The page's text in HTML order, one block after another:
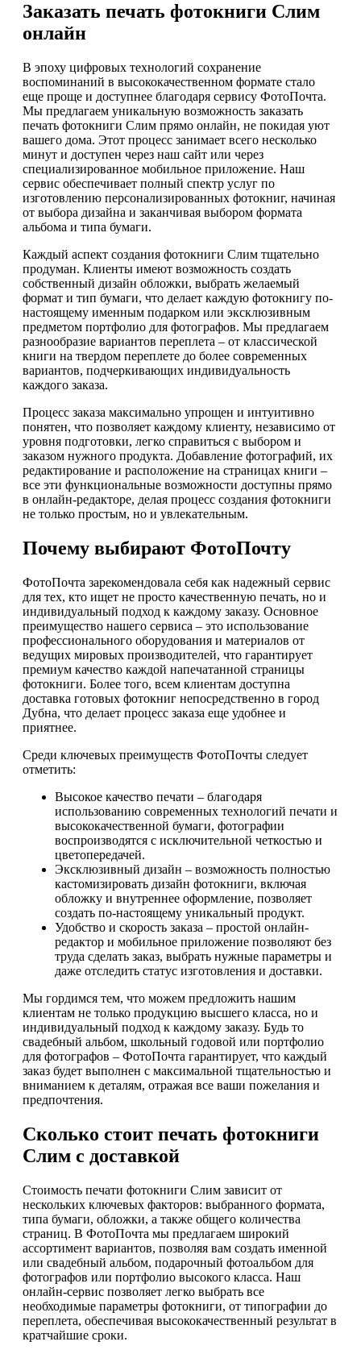
Заказать печать фотокниги Слим
онлайн
В эпоху цифровых технологий сохранение
воспоминаний в высококачественном формате стало
еще проще и доступнее благодаря сервису ФотоПочта.
Мы предлагаем уникальную возможность заказать
печать фотокниги Слим прямо онлайн, не покидая уют
вашего дома. Этот процесс занимает всего несколько
минут и доступен через наш сайт или через
специализированное мобильное приложение. Наш
сервис обеспечивает полный спектр услуг по
изготовлению персонализированных фотокниг, начиная
от выбора дизайна и заканчивая выбором формата
альбома и типа бумаги.
Каждый аспект создания фотокниги Слим тщательно
продуман. Клиенты имеют возможность создать
собственный дизайн обложки, выбрать желаемый
формат и тип бумаги, что делает каждую фотокнигу по-
настоящему именным подарком или эксклюзивным
предметом портфолио для фотографов. Мы предлагаем
разнообразие вариантов переплета – от классической
книги на твердом переплете до более современных
вариантов, подчеркивающих индивидуальность
каждого заказа.
Процесс заказа максимально упрощен и интуитивно
понятен, что позволяет каждому клиенту, независимо от
уровня подготовки, легко справиться с выбором и
заказом нужного продукта. Добавление фотографий, их
редактирование и расположение на страницах книги –
все эти функциональные возможности доступны прямо
в онлайн-редакторе, делая процесс создания фотокниги
не только простым, но и увлекательным.
Почему выбирают ФотоПочту
ФотоПочта зарекомендовала себя как надежный сервис
для тех, кто ищет не просто качественную печать, но и
индивидуальный подход к каждому заказу. Основное
преимущество нашего сервиса – это использование
профессионального оборудования и материалов от
ведущих мировых производителей, что гарантирует
премиум качество каждой напечатанной страницы
фотокниги. Более того, всем клиентам доступна
доставка готовых фотокниг непосредственно в город
Дубна, что делает процесс заказа еще удобнее и
приятнее.
Среди ключевых преимуществ ФотоПочты следует
отметить:
Высокое качество печати – благодаря
использованию современных технологий печати и
высококачественной бумаги, фотографии
воспроизводятся с исключительной четкостью и
цветопередачей.
Эксклюзивный дизайн – возможность полностью
кастомизировать дизайн фотокниги, включая
обложку и внутреннее оформление, позволяет
создать по-настоящему уникальный продукт.
Удобство и скорость заказа – простой онлайн-
редактор и мобильное приложение позволяют без
труда сделать заказ, выбрать нужные параметры и
даже отследить статус изготовления и доставки.
Мы гордимся тем, что можем предложить нашим
клиентам не только продукцию высшего класса, но и
индивидуальный подход к каждому заказу. Будь то
свадебный альбом, школьный годовой или портфолио
для фотографов – ФотоПочта гарантирует, что каждый
заказ будет выполнен с максимальной тщательностью и
вниманием к деталям, отражая все ваши пожелания и
предпочтения.
Сколько стоит печать фотокниги
Слим с доставкой
Стоимость печати фотокниги Слим зависит от
нескольких ключевых факторов: выбранного формата,
типа бумаги, обложки, а также общего количества
страниц. В ФотоПочта мы предлагаем широкий
ассортимент вариантов, позволяя вам создать именной
или свадебный альбом, подарочный фотоальбом для
фотографов или портфолио высокого класса. Наш
онлайн-сервис позволяет легко выбрать все
необходимые параметры фотокниги, от типографии до
переплета, обеспечивая высококачественный результат в
кратчайшие сроки.